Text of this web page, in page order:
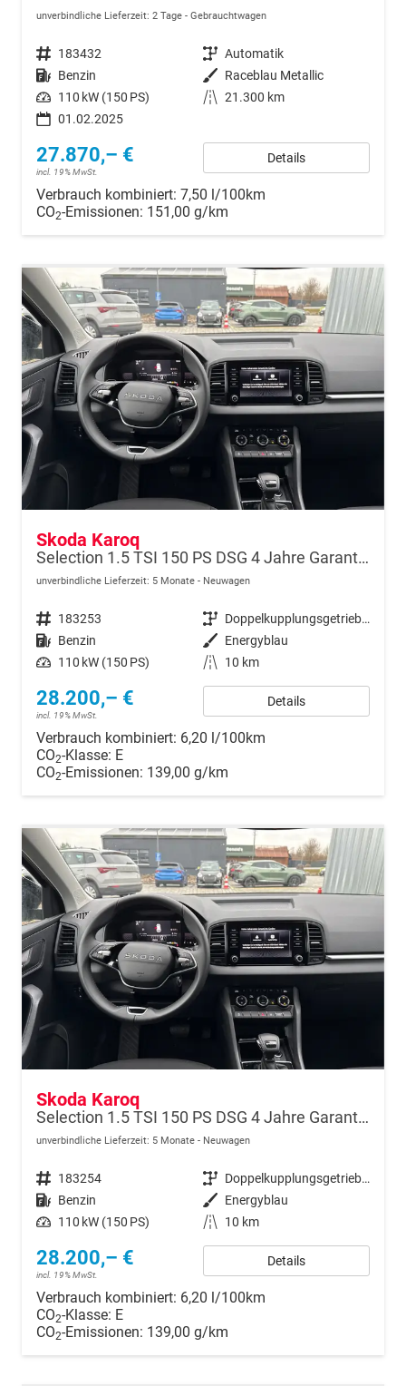
unverbindliche Lieferzeit: 2 Tage Gebrauchtwagen
Fahrzeugnr. 183432 Getriebe Automatik
Kraftstoff Benzin Außenfarbe Raceblau Metallic
Leistung 110 kW (150 PS) Kilometerstand 21.300 km
01.02.2025
27.870,– €
incl. 19% MwSt.
Details
Verbrauch kombiniert: 7,50 l/100km
CO2-Emissionen: 151,00 g/km
Skoda Karoq
Selection 1.5 TSI 150 PS DSG 4 Jahre Garantie-Keyless Start-AppleCarPlay-AndroidAuto-Sunset-Tempomat-2-Zonen-Klima-16''Alu
unverbindliche Lieferzeit: 5 Monate Neuwagen
Fahrzeugnr. 183253 Getriebe
Doppelkupplungsgetriebe (DSG)
Kraftstoff Benzin Außenfarbe Energyblau
Leistung 110 kW (150 PS) Kilometerstand 10 km
28.200,– €
incl. 19% MwSt.
Details
Verbrauch kombiniert: 6,20 l/100km
CO2-Klasse: E
CO2-Emissionen: 139,00 g/km
Skoda Karoq
Selection 1.5 TSI 150 PS DSG 4 Jahre Garantie-Keyless Start-AppleCarPlay-AndroidAuto-Sunset-Tempomat-2-Zonen-Klima-16''Alu
unverbindliche Lieferzeit: 5 Monate Neuwagen
Fahrzeugnr. 183254 Getriebe
Doppelkupplungsgetriebe (DSG)
Kraftstoff Benzin Außenfarbe Energyblau
Leistung 110 kW (150 PS) Kilometerstand 10 km
28.200,– €
incl. 19% MwSt.
Details
Verbrauch kombiniert: 6,20 l/100km
CO2-Klasse: E
CO2-Emissionen: 139,00 g/km